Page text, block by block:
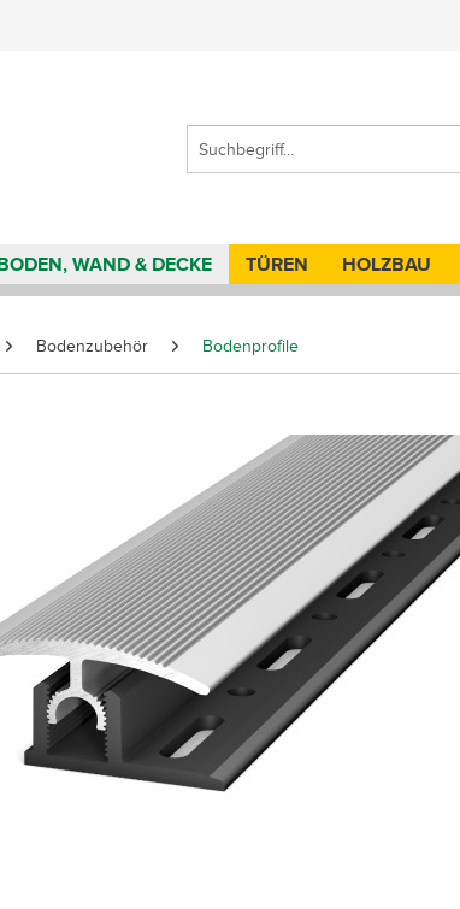
WAND & DECKE TÜREN HOLZBAU
Bodenzubehör Bodenprofile